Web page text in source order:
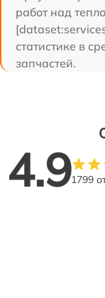
работ над
статистике в
запчастей.
4.91799